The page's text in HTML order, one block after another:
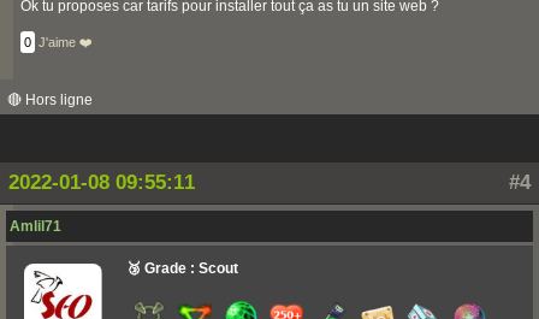
Ok tu proposes car tarifs pour installer tout ça as tu un site web ?
0 J'aime ❤️
🔴 Hors ligne
#4
2022-01-08 09:55:11
Amlil71
🥉 Grade : Scout